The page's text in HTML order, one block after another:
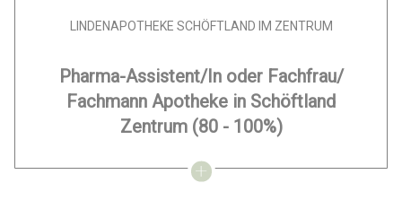
LINDENAPOTHEKE SCHÖFTLAND IM ZENTRUM
Pharma-Assistent/In oder Fachfrau/
Fachmann Apotheke in Schöftland
Zentrum (80 - 100%)